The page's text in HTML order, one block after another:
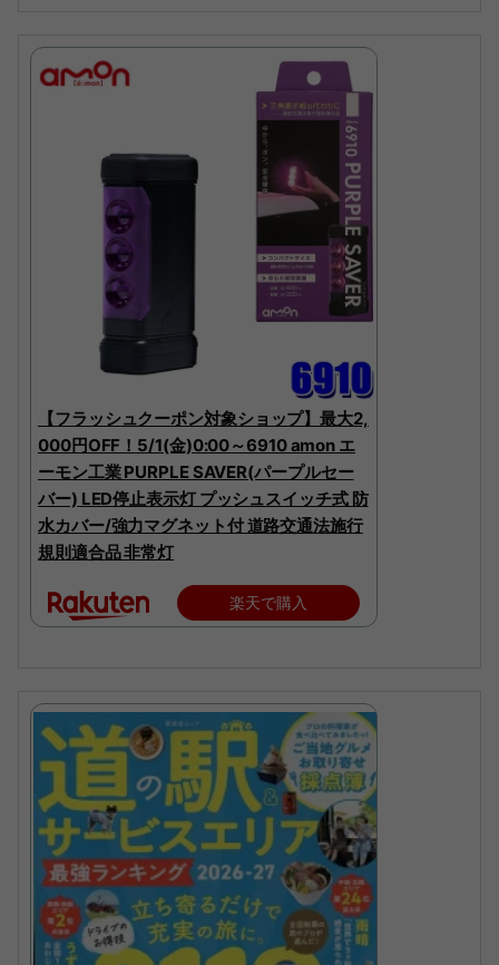
【フラッシュクーポン対象ショップ】最大2,
000円OFF！5/1(金)0:00～6910 amon エ
ーモン工業 PURPLE SAVER(パープルセー
バー) LED停止表示灯 プッシュスイッチ式 防
水カバー/強力マグネット付 道路交通法施行
規則適合品 非常灯
楽天で購入